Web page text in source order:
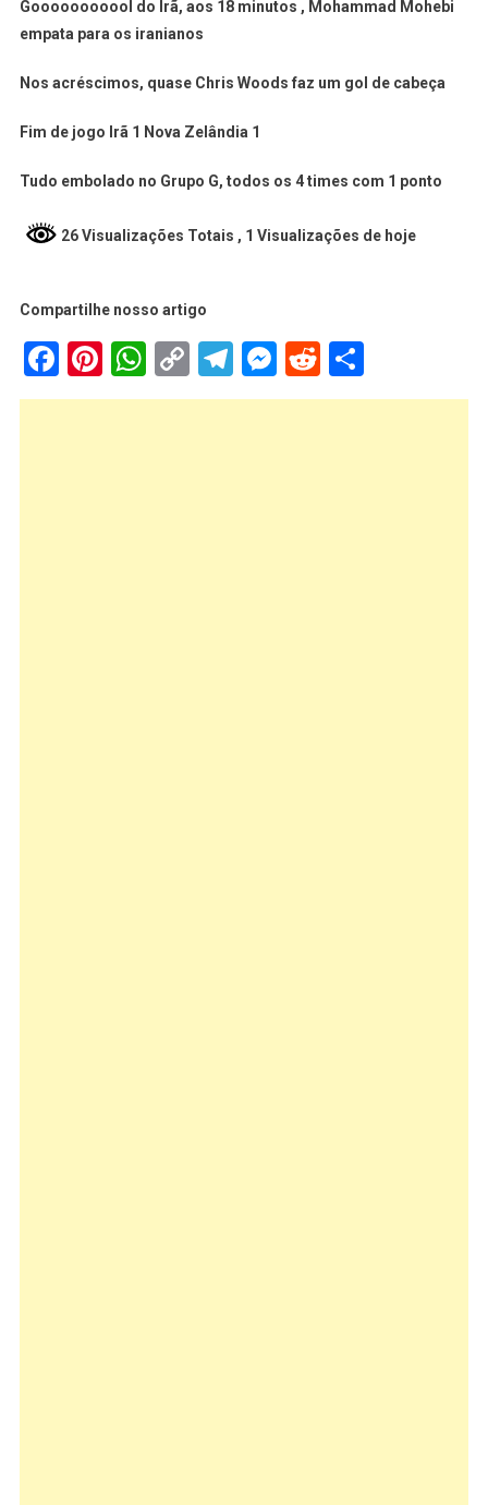
Gooooooooool do Irã, aos 18 minutos , Mohammad Mohebi
empata para os iranianos
Nos acréscimos, quase Chris Woods faz um gol de cabeça
Fim de jogo Irã 1 Nova Zelândia 1
Tudo embolado no Grupo G, todos os 4 times com 1 ponto
26 Visualizações Totais , 1 Visualizações de hoje
Compartilhe nosso artigo
Facebook
Pinterest
WhatsApp
Copy
Link
Telegram
Messenger
Reddit
Share